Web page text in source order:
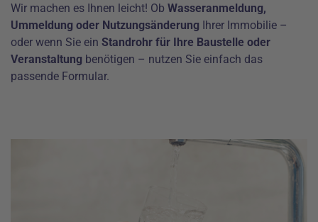
Wir machen es Ihnen leicht! Ob Wasseranmeldung,
Ummeldung oder Nutzungsänderung Ihrer Immobilie –
oder wenn Sie ein Standrohr für Ihre Baustelle oder
Veranstaltung benötigen – nutzen Sie einfach das
passende Formular.